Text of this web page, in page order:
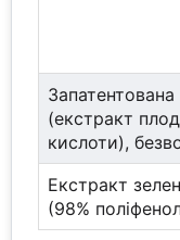
(екстракт
кислоти),
Екстракт
(98%